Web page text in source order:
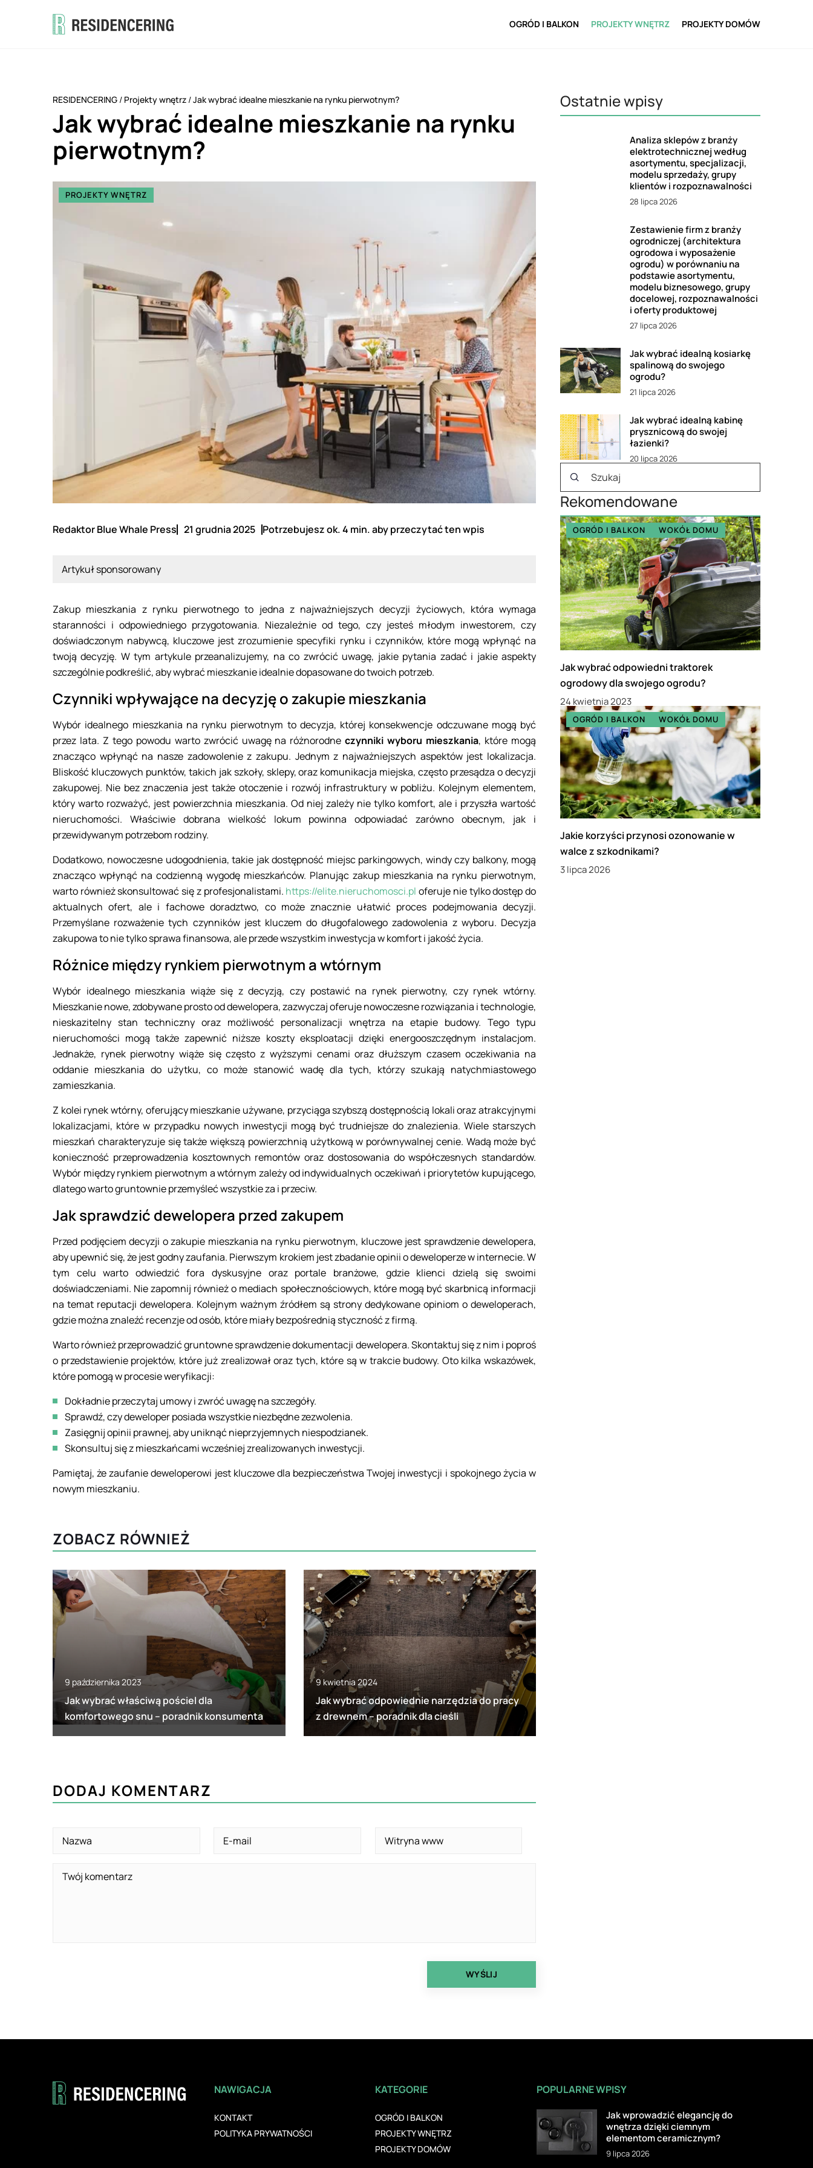
OGRÓD I BALKON PROJEKTY WNĘTRZ PROJEKTY DOMÓW
RESIDENCERING / Projekty wnętrz /Jak wybrać idealne mieszkanie na rynku pierwotnym?
Jak wybrać idealne mieszkanie na rynku
pierwotnym?
PROJEKTY WNĘTRZ
Redaktor Blue Whale Press 21 grudnia 2025 Potrzebujesz ok. 4 min. aby przeczytać ten wpis
Artykuł sponsorowany
Zakup mieszkania z rynku pierwotnego to jedna z najważniejszych decyzji życiowych, która wymaga
staranności i odpowiedniego przygotowania. Niezależnie od tego, czy jesteś młodym inwestorem, czy
doświadczonym nabywcą, kluczowe jest zrozumienie specyfiki rynku i czynników, które mogą wpłynąć na
twoją decyzję. W tym artykule przeanalizujemy, na co zwrócić uwagę, jakie pytania zadać i jakie aspekty
szczególnie podkreślić, aby wybrać mieszkanie idealnie dopasowane do twoich potrzeb.
Czynniki wpływające na decyzję o zakupie mieszkania
Wybór idealnego mieszkania na rynku pierwotnym to decyzja, której konsekwencje odczuwane mogą być
przez lata. Z tego powodu warto zwrócić uwagę na różnorodneczynniki wyboru mieszkania, które mogą
znacząco wpłynąć na nasze zadowolenie z zakupu. Jednym z najważniejszych aspektów jest lokalizacja.
Bliskość kluczowych punktów, takich jak szkoły, sklepy, oraz komunikacja miejska, często przesądza o decyzji
zakupowej. Nie bez znaczenia jest także otoczenie i rozwój infrastruktury w pobliżu. Kolejnym elementem,
który warto rozważyć, jest powierzchnia mieszkania. Od niej zależy nie tylko komfort, ale i przyszła wartość
nieruchomości. Właściwie dobrana wielkość lokum powinna odpowiadać zarówno obecnym, jak i
przewidywanym potrzebom rodziny.
Dodatkowo, nowoczesne udogodnienia, takie jak dostępność miejsc parkingowych, windy czy balkony, mogą
znacząco wpłynąć na codzienną wygodę mieszkańców. Planując zakup mieszkania na rynku pierwotnym,
warto również skonsultować się z profesjonalistami. https://elite.nieruchomosci.pl oferuje nie tylko dostęp do
aktualnych ofert, ale i fachowe doradztwo, co może znacznie ułatwić proces podejmowania decyzji.
Przemyślane rozważenie tych czynników jest kluczem do długofalowego zadowolenia z wyboru. Decyzja
zakupowa to nie tylko sprawa finansowa, ale przede wszystkim inwestycja w komfort i jakość życia.
Różnice między rynkiem pierwotnym a wtórnym
Wybór idealnego mieszkania wiąże się z decyzją, czy postawić na rynek pierwotny, czy rynek wtórny.
Mieszkanie nowe, zdobywane prosto od dewelopera, zazwyczaj oferuje nowoczesne rozwiązania i technologie,
nieskazitelny stan techniczny oraz możliwość personalizacji wnętrza na etapie budowy. Tego typu
nieruchomości mogą także zapewnić niższe koszty eksploatacji dzięki energooszczędnym instalacjom.
Jednakże, rynek pierwotny wiąże się często z wyższymi cenami oraz dłuższym czasem oczekiwania na
oddanie mieszkania do użytku, co może stanowić wadę dla tych, którzy szukają natychmiastowego
zamieszkania.
Z kolei rynek wtórny, oferujący mieszkanie używane, przyciąga szybszą dostępnością lokali oraz atrakcyjnymi
lokalizacjami, które w przypadku nowych inwestycji mogą być trudniejsze do znalezienia. Wiele starszych
mieszkań charakteryzuje się także większą powierzchnią użytkową w porównywalnej cenie. Wadą może być
konieczność przeprowadzenia kosztownych remontów oraz dostosowania do współczesnych standardów.
Wybór między rynkiem pierwotnym a wtórnym zależy od indywidualnych oczekiwań i priorytetów kupującego,
dlatego warto gruntownie przemyśleć wszystkie za i przeciw.
Jak sprawdzić dewelopera przed zakupem
Przed podjęciem decyzji o zakupie mieszkania na rynku pierwotnym, kluczowe jest sprawdzenie dewelopera,
aby upewnić się, że jest godny zaufania. Pierwszym krokiem jest zbadanie opinii o deweloperze w internecie. W
tym celu warto odwiedzić fora dyskusyjne oraz portale branżowe, gdzie klienci dzielą się swoimi
doświadczeniami. Nie zapomnij również o mediach społecznościowych, które mogą być skarbnicą informacji
na temat reputacji dewelopera. Kolejnym ważnym źródłem są strony dedykowane opiniom o deweloperach,
gdzie można znaleźć recenzje od osób, które miały bezpośrednią styczność z firmą.
Warto również przeprowadzić gruntowne sprawdzenie dokumentacji dewelopera. Skontaktuj się z nim i poproś
o przedstawienie projektów, które już zrealizował oraz tych, które są w trakcie budowy. Oto kilka wskazówek,
które pomogą w procesie weryfikacji:
Dokładnie przeczytaj umowy i zwróć uwagę na szczegóły.
Sprawdź, czy deweloper posiada wszystkie niezbędne zezwolenia.
Zasięgnij opinii prawnej, aby uniknąć nieprzyjemnych niespodzianek.
Skonsultuj się z mieszkańcami wcześniej zrealizowanych inwestycji.
Pamiętaj, że zaufanie deweloperowi jest kluczowe dla bezpieczeństwa Twojej inwestycji i spokojnego życia w
nowym mieszkaniu.
ZOBACZ RÓWNIEŻ
9 października 2023
Jak wybrać właściwą pościel dla
komfortowego snu – poradnik konsumenta
9 kwietnia 2024
Jak wybrać odpowiednie narzędzia do pracy
z drewnem – poradnik dla cieśli
Ostatnie wpisy
Analiza sklepów z branży
elektrotechnicznej według
asortymentu, specjalizacji,
modelu sprzedaży, grupy
klientów i rozpoznawalności
28 lipca 2026
Zestawienie firm z branży
ogrodniczej (architektura
ogrodowa i wyposażenie
ogrodu) w porównaniu na
podstawie asortymentu,
modelu biznesowego, grupy
docelowej, rozpoznawalności
i oferty produktowej
27 lipca 2026
Jak wybrać idealną kosiarkę
spalinową do swojego
ogrodu?
21 lipca 2026
Jak wybrać idealną kabinę
prysznicową do swojej
łazienki?
20 lipca 2026
Rekomendowane
OGRÓD I BALKON WOKÓŁ DOMU
Jak wybrać odpowiedni traktorek
ogrodowy dla swojego ogrodu?
24 kwietnia 2023
OGRÓD I BALKON WOKÓŁ DOMU
Jakie korzyści przynosi ozonowanie w
walce z szkodnikami?
3 lipca 2026
DODAJ KOMENTARZ
NAWIGACJA
KONTAKT
POLITYKA PRYWATNOŚCI
KATEGORIE
OGRÓD I BALKON
PROJEKTY WNĘTRZ
PROJEKTY DOMÓW
POPULARNE WPISY
Jak wprowadzić elegancję do
wnętrza dzięki ciemnym
elementom ceramicznym?
9 lipca 2026